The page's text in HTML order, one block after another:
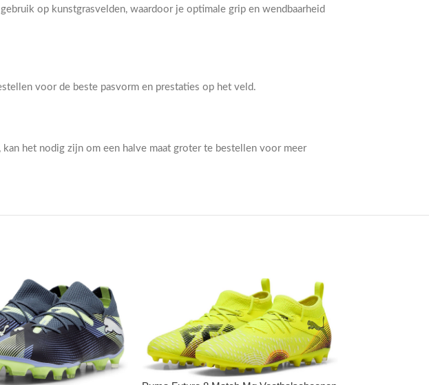
op kunstgrasvelden, waardoor je optimale grip en wendbaarheid
voor de beste pasvorm en prestaties op het veld.
het nodig zijn om een halve maat groter te bestellen voor meer